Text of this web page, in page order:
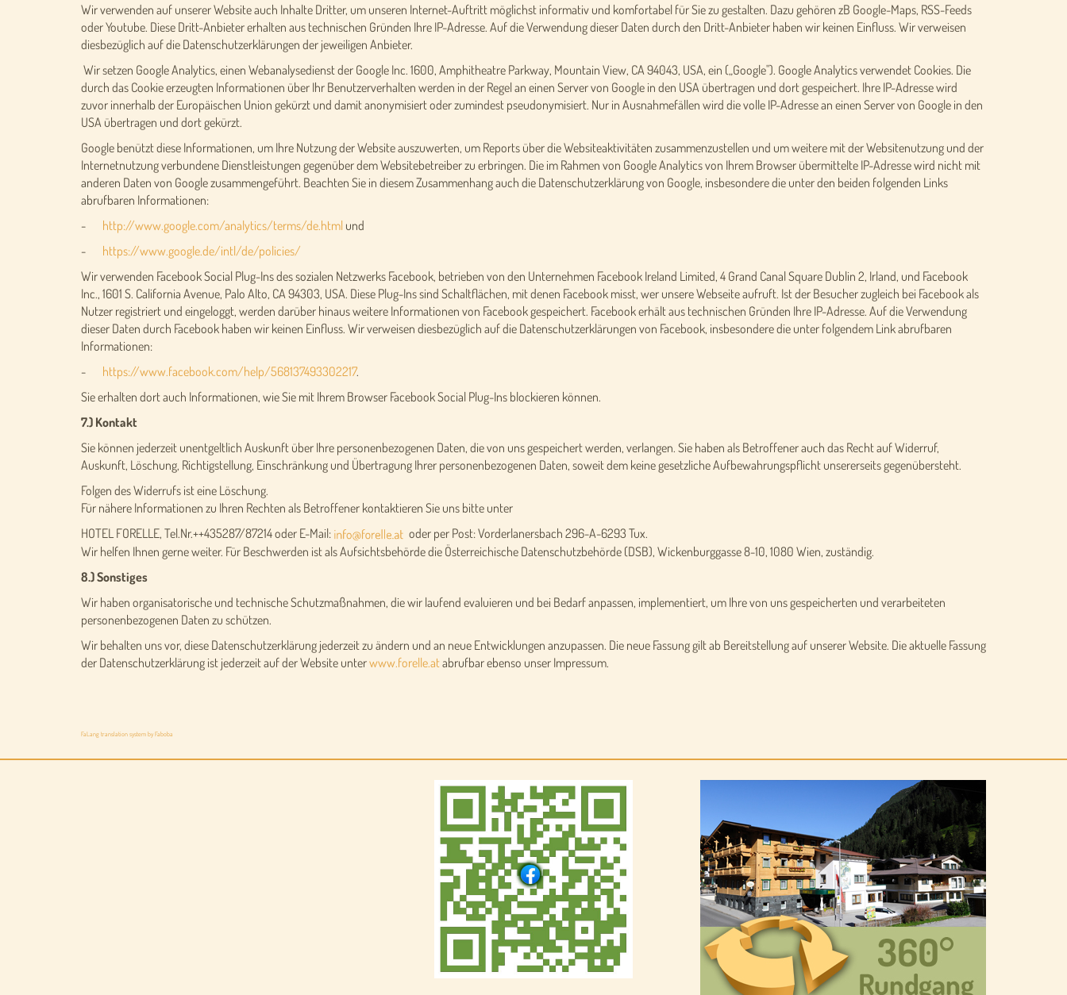
Wir verwenden auf unserer Website auch Inhalte Dritter, um unseren Internet-Auftritt möglichst informativ und komfortabel für Sie zu gestalten. Dazu gehören zB Google-Maps, RSS-Feeds
oder Youtube. Diese Dritt-Anbieter erhalten aus technischen Gründen Ihre IP-Adresse. Auf die Verwendung dieser Daten durch den Dritt-Anbieter haben wir keinen Einfluss. Wir verweisen
diesbezüglich auf die Datenschutzerklärungen der jeweiligen Anbieter.
Wir setzen Google Analytics, einen Webanalysedienst der Google Inc. 1600, Amphitheatre Parkway, Mountain View, CA 94043, USA, ein („Google"). Google Analytics verwendet Cookies. Die
durch das Cookie erzeugten Informationen über Ihr Benutzerverhalten werden in der Regel an einen Server von Google in den USA übertragen und dort gespeichert. Ihre IP-Adresse wird
zuvor innerhalb der Europäischen Union gekürzt und damit anonymisiert oder zumindest pseudonymisiert. Nur in Ausnahmefällen wird die volle IP-Adresse an einen Server von Google in den
USA übertragen und dort gekürzt.
Google benützt diese Informationen, um Ihre Nutzung der Website auszuwerten, um Reports über die Websiteaktivitäten zusammenzustellen und um weitere mit der Websitenutzung und der
Internetnutzung verbundene Dienstleistungen gegenüber dem Websitebetreiber zu erbringen. Die im Rahmen von Google Analytics von Ihrem Browser übermittelte IP-Adresse wird nicht mit
anderen Daten von Google zusammengeführt. Beachten Sie in diesem Zusammenhang auch die Datenschutzerklärung von Google, insbesondere die unter den beiden folgenden Links
abrufbaren Informationen:
- http://www.google.com/analytics/terms/de.html und
- https://www.google.de/intl/de/policies/
Wir verwenden Facebook Social Plug-Ins des sozialen Netzwerks Facebook, betrieben von den Unternehmen Facebook Ireland Limited, 4 Grand Canal Square Dublin 2, Irland, und Facebook
Inc., 1601 S. California Avenue, Palo Alto, CA 94303, USA. Diese Plug-Ins sind Schaltflächen, mit denen Facebook misst, wer unsere Webseite aufruft. Ist der Besucher zugleich bei Facebook als
Nutzer registriert und eingeloggt, werden darüber hinaus weitere Informationen von Facebook gespeichert. Facebook erhält aus technischen Gründen Ihre IP-Adresse. Auf die Verwendung
dieser Daten durch Facebook haben wir keinen Einfluss. Wir verweisen diesbezüglich auf die Datenschutzerklärungen von Facebook, insbesondere die unter folgendem Link abrufbaren
Informationen:
- https://www.facebook.com/help/568137493302217.
Sie erhalten dort auch Informationen, wie Sie mit Ihrem Browser Facebook Social Plug-Ins blockieren können.
7.) Kontakt
Sie können jederzeit unentgeltlich Auskunft über Ihre personenbezogenen Daten, die von uns gespeichert werden, verlangen. Sie haben als Betroffener auch das Recht auf Widerruf,
Auskunft, Löschung, Richtigstellung, Einschränkung und Übertragung Ihrer personenbezogenen Daten, soweit dem keine gesetzliche Aufbewahrungspflicht unsererseits gegenübersteht.
Folgen des Widerrufs ist eine Löschung.
Für nähere Informationen zu Ihren Rechten als Betroffener kontaktieren Sie uns bitte unter
HOTEL FORELLE, Tel.Nr.++435287/87214 oder E-Mail:
oder per Post: Vorderlanersbach 296-A-6293 Tux.
Wir helfen Ihnen gerne weiter. Für Beschwerden ist als Aufsichtsbehörde die Österreichische Datenschutzbehörde (DSB), Wickenburggasse 8-10, 1080 Wien, zuständig.
8.) Sonstiges
Wir haben organisatorische und technische Schutzmaßnahmen, die wir laufend evaluieren und bei Bedarf anpassen, implementiert, um Ihre von uns gespeicherten und verarbeiteten
personenbezogenen Daten zu schützen.
Wir behalten uns vor, diese Datenschutzerklärung jederzeit zu ändern und an neue Entwicklungen anzupassen. Die neue Fassung gilt ab Bereitstellung auf unserer Website. Die aktuelle Fassung
der Datenschutzerklärung ist jederzeit auf der Website unterwww.forelle.atabrufbar ebenso unser Impressum.
FaLang translation system by Faboba